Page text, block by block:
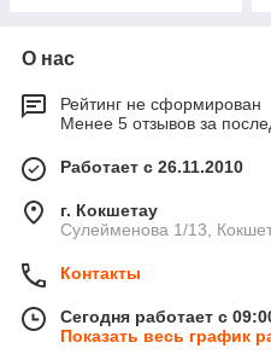
О нас
Рейтинг не сформирован
Менее 5 отзывов за
Работает с 26.11.2010
г. Кокшетау
Сулейменова 1/13,
Контакты
Сегодня работает с
Показать весь график